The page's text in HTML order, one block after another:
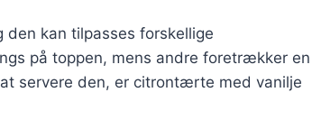
kan tilpasses forskellige
på toppen, mens andre foretrækker en
servere den, er citrontærte med vanilje